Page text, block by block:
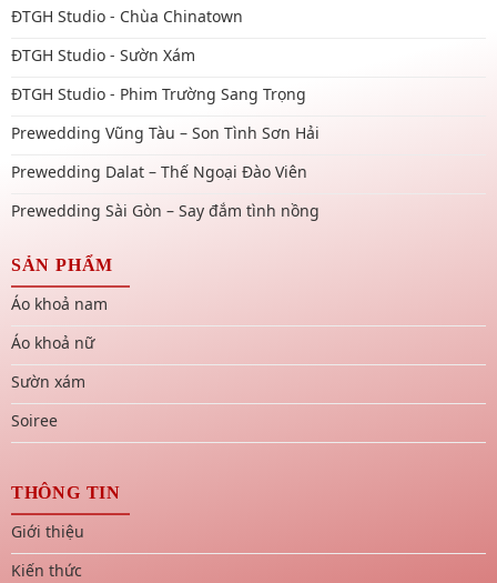
ĐTGH Studio - Chùa Chinatown
ĐTGH Studio - Sườn Xám
ĐTGH Studio - Phim Trường Sang Trọng
Prewedding Vũng Tàu – Son Tình Sơn Hải
Prewedding Dalat – Thế Ngoại Đào Viên
Prewedding Sài Gòn – Say đắm tình nồng
SẢN PHẨM
Áo khoả nam
Áo khoả nữ
Sườn xám
Soiree
THÔNG TIN
Giới thiệu
Kiến thức